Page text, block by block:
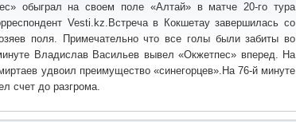
обыграл на своем поле «Алтай» в матче 20-го тура
Vesti.kz.Встреча в Кокшетау завершилась со
поля. Примечательно что все голы были забиты во
Владислав Васильев вывел «Окжетпес» вперед. На
удвоил преимущество «синегорцев».На 76-й минуте
счет до разгрома.